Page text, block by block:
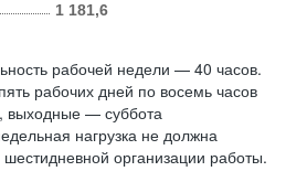
1 181,6
рабочей недели — 40 часов.
рабочих дней по восемь часов
выходные — суббота
нагрузка не должна
организации работы.